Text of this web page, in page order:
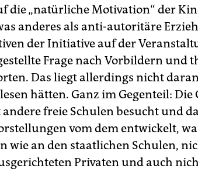
die „natürliche Motivation“ der
anderes als anti-autoritäre
der Initiative auf der
Frage nach Vorbildern und
Das liegt allerdings nicht
hätten. Ganz im Gegenteil:
andere freie Schulen besucht und
vom dem entwickelt,
wie an den staatlichen Schulen,
Privaten und auch